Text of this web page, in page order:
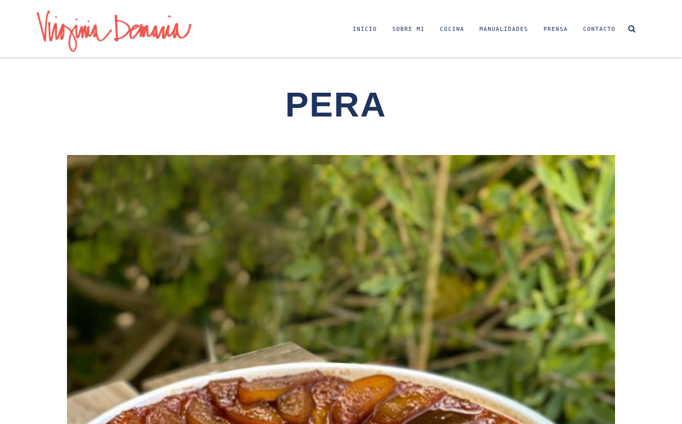
INICIO SOBRE MI COCINA MANUALIDADES PRENSA CONTACTO
PERA